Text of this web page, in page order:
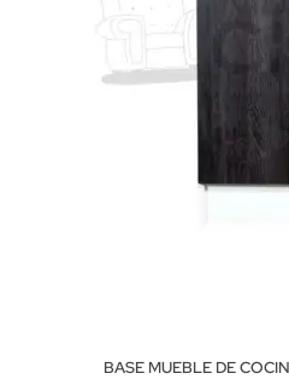
BASE MUEBLE DE